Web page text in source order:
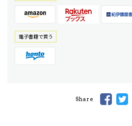
電⼦書籍で買う
Share